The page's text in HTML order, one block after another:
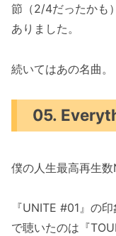
節（2/4だったかも
ありました。
続いてはあの名曲。
05.
僕の人生最高再生数
『UNITE #01』の
で聴いたのは『